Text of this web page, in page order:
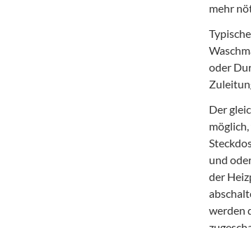
mehr
oder
Der
und
der
werden